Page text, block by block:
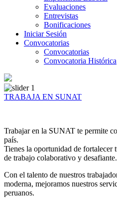
Evaluaciones
Entrevistas
Bonificaciones
Iniciar Sesión
Convocatorias
Convocatorias
Convocatoria Histórica
TRABAJA EN SUNAT
Trabajar en la SUNAT te permite
país.
Tienes la oportunidad de fortalecer
de trabajo colaborativo y desafiante.
Con el talento de nuestros
moderna, mejoramos nuestros
peruanos.